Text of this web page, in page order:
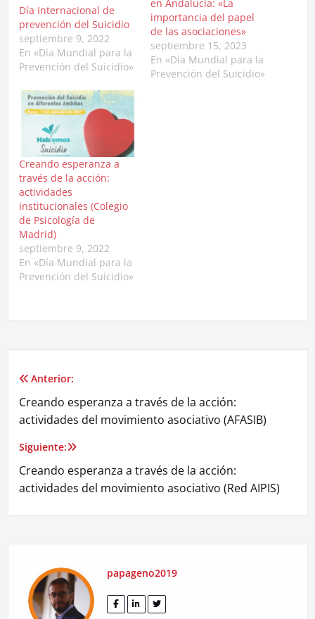
Día Internacional de
prevención del Suicidio
septiembre 9, 2022
En «Día Mundial para la
Prevención del Suicidio»
en Andalucía: «La
importancia del papel
de las asociaciones»
septiembre 15, 2023
En «Día Mundial para la
Prevención del Suicidio»
Creando esperanza a
través de la acción:
actividades
institucionales (Colegio
de Psicología de
Madrid)
septiembre 9, 2022
En «Día Mundial para la
Prevención del Suicidio»
Navegación
de
entradas
Anterior:
Creando esperanza a través de la acción:
actividades del movimiento asociativo (AFASIB)
Siguiente:
Creando esperanza a través de la acción:
actividades del movimiento asociativo (Red AIPIS)
papageno2019